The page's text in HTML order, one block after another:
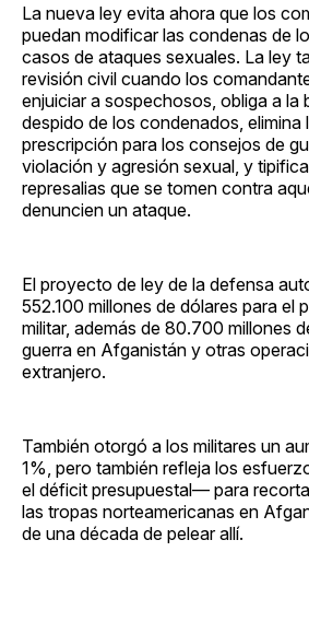
La nueva ley evita ahora que los
puedan modificar las condenas de
casos de ataques sexuales. La ley
revisión civil cuando los
enjuiciar a sospechosos, obliga a la
despido de los condenados, elimina
prescripción para los consejos de
violación y agresión sexual, y
represalias que se tomen contra
denuncien un ataque.
El proyecto de ley de la defensa
552.100 millones de dólares para el
militar, además de 80.700 millones
guerra en Afganistán y otras
extranjero.
También otorgó a los militares un
1%, pero también refleja los
el déficit presupuestal— para
las tropas norteamericanas en
de una década de pelear allí.